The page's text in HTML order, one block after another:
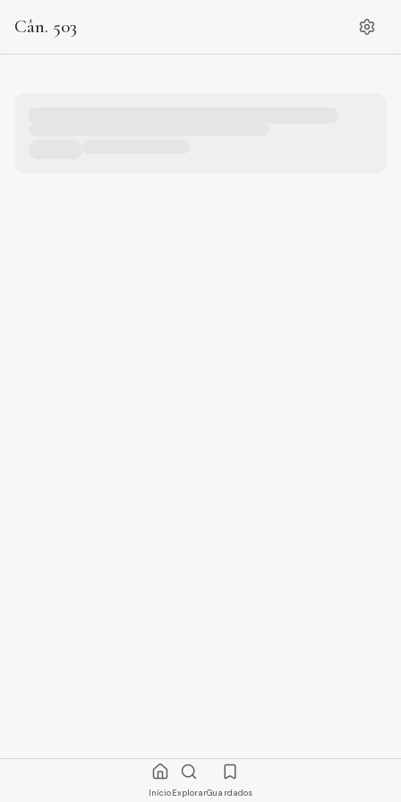
Cân. 503
InícioExplorarGuardados